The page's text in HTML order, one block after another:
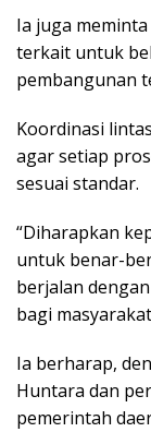
Ia juga
terkait untuk
pembangunan
Koordinasi
agar setiap
sesuai standar.
“Diharapkan
untuk benar-
berjalan
bagi
Ia berharap,
Huntara dan
pemerintah